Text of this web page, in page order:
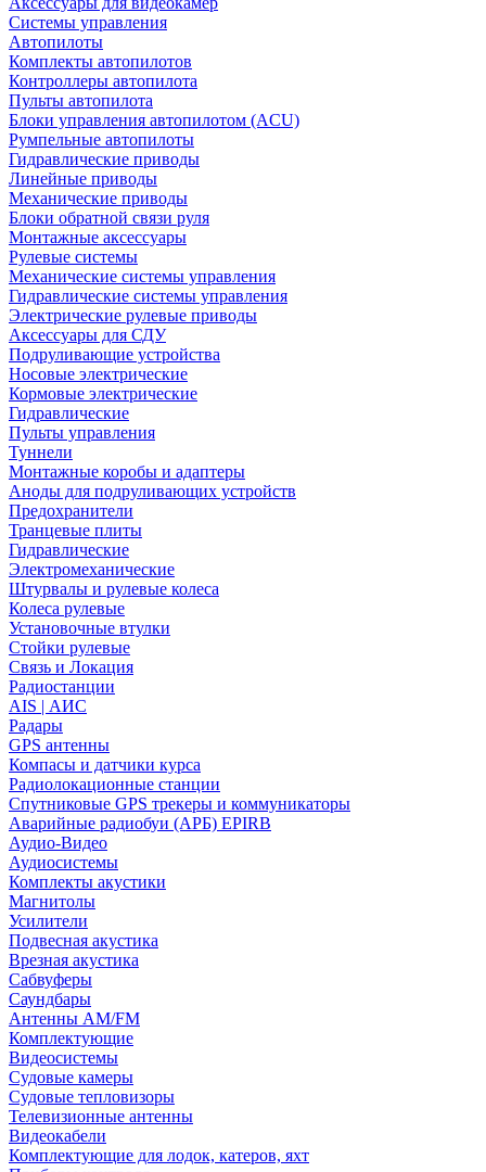
Системы управления
Автопилоты
Комплекты автопилотов
Контроллеры автопилота
Пульты автопилота
Блоки управления автопилотом (ACU)
Румпельные автопилоты
Гидравлические приводы
Линейные приводы
Механические приводы
Блоки обратной связи руля
Монтажные аксессуары
Рулевые системы
Механические системы управления
Гидравлические системы управления
Электрические рулевые приводы
Аксессуары для СДУ
Подруливающие устройства
Носовые электрические
Кормовые электрические
Гидравлические
Пульты управления
Туннели
Монтажные коробы и адаптеры
Аноды для подруливающих устройств
Предохранители
Транцевые плиты
Гидравлические
Электромеханические
Штурвалы и рулевые колеса
Колеса рулевые
Установочные втулки
Стойки рулевые
Связь и Локация
Радиостанции
AIS | АИС
Радары
GPS антенны
Компасы и датчики курса
Радиолокационные станции
Спутниковые GPS трекеры и коммуникаторы
Аварийные радиобуи (АРБ) EPIRB
Аудио-Видео
Аудиосистемы
Комплекты акустики
Магнитолы
Усилители
Подвесная акустика
Врезная акустика
Сабвуферы
Саундбары
Антенны AM/FM
Комплектующие
Видеосистемы
Судовые камеры
Cудовые тепловизоры
Телевизионные антенны
Видеокабели
Комплектующие для лодок, катеров, яхт